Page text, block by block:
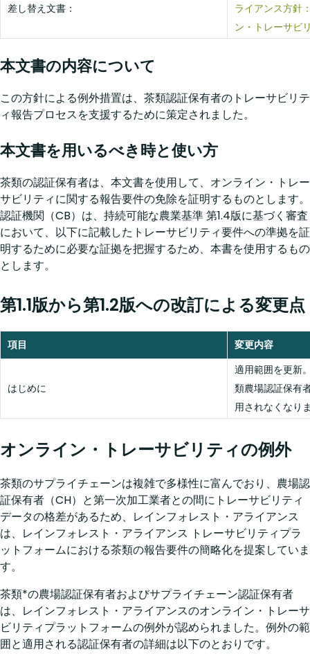
差し替え文書：
ライアンス方針
ン・トレーサビ
本文書の内容について
この方針による例外措置は、茶類認証保有者のトレーサビリテ
ィ報告プロセスを支援するために策定されました。
本文書を用いるべき時と使い方
茶類の認証保有者は、本文書を使用して、オンライン・トレー
サビリティに関する報告要件の免除を証明するものとします。
認証機関（CB）は、持続可能な農業基準 第1.4版に基づく審査
において、以下に記載したトレーサビリティ要件への準拠を証
明するために必要な証拠を把握するため、本書を使用するもの
とします。
第1.1版から第1.2版への改訂による変更点
項目 変更内容
はじめに
適用範囲を更新
類農場認証保有
用されなくなり
オンライン・トレーサビリティの例外
茶類のサプライチェーンは複雑で多様性に富んでおり、農場認
証保有者（CH）と第一次加工業者との間にトレーサビリティ
データの格差があるため、レインフォレスト・アライアンス
は、レインフォレスト・アライアンス トレーサビリティプラ
ットフォームにおける茶類の報告要件の簡略化を提案していま
す。
茶類*の農場認証保有者およびサプライチェーン認証保有者
は、レインフォレスト・アライアンスのオンライン・トレーサ
ビリティプラットフォームの例外が認められました。例外の範
囲と適用される認証保有者の詳細は以下のとおりです。